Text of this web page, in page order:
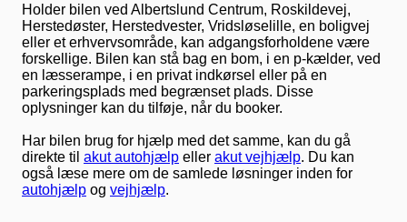
Holder bilen ved Albertslund Centrum, Roskildevej,
Herstedøster, Herstedvester, Vridsløselille, en boligvej
eller et erhvervsområde, kan adgangsforholdene være
forskellige. Bilen kan stå bag en bom, i en p-kælder, ved
en læsserampe, i en privat indkørsel eller på en
parkeringsplads med begrænset plads. Disse
oplysninger kan du tilføje, når du booker.
Har bilen brug for hjælp med det samme, kan du gå
direkte til akut autohjælp eller akut vejhjælp. Du kan
også læse mere om de samlede løsninger inden for
autohjælp og vejhjælp.